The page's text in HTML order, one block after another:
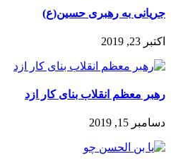
جریانی به رهبری حسین(ع)
اکتبر 23, 2019
رهبر معظم انقلاب بنای کار ازد
دسامبر 15, 2019